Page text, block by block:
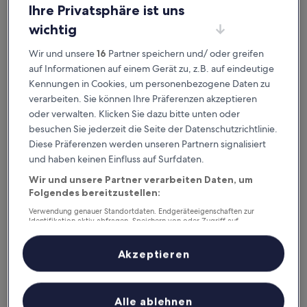
2. Nest Paris-Londres
Nest Paris-Londres
3.0-
Sterne-
Unterkunft
Innenstadt von Santiago, 9,4 km von Station Bellavista de La
9.8
von
10,
Außergewöhnlich,
(98
Bewertungen)
9,8/10 Außergewöhnlich (98 Bewertungen)
Preis
beträgt
48 €
3. Sept.–4. Sept.
Hotel Plaza Ñuñoa
Ihre Privatsphäre ist uns
wichtig
Wir und unsere16 Partner speichern und/ oder greifen
auf Informationen auf einem Gerät zu, z.B. auf eindeutige
Kennungen in Cookies, um personenbezogene Daten zu
verarbeiten. Sie können Ihre Präferenzen akzeptieren
oder verwalten. Klicken Sie dazu bitte unten oder
besuchen Sie jederzeit die Seite der Datenschutzrichtlinie.
Diese Präferenzen werden unseren Partnern signalisiert
und haben keinen Einfluss auf Surfdaten.
Wir und unsere Partner verarbeiten Daten, um
Folgendes bereitzustellen:
Verwendung genauer Standortdaten. Endgeräteeigenschaften zur
Identifikation aktiv abfragen. Speichern von oder Zugriff auf
Inhalte, Messung von Werbeleistung und der Performance von Inhalten,
Zielgruppenforschung sowie Entwicklung und Verbesserung von
Liste der Partner (Lieferanten)
Alle ablehnen
Akzeptieren